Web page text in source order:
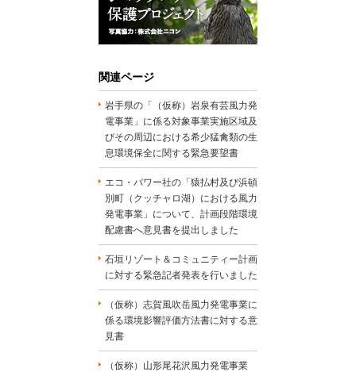
関連ページ
岩手県の「（仮称）岩泉有芸風力発
電事業」に係る対象事業実施区域及
びその周辺における希少猛禽類の生
息環境保全に関する緊急要望書
エコ・パワー社の「猿払村及び浜頓
別町（クッチャロ湖）における風力
発電事業」について、計画段階環境
配慮書へ意見書を提出しました
石垣リゾート＆コミュニティー計画
に対する緊急記者発表を行いました
（仮称）志賀風吹岳風力発電事業に
係る環境影響評価方法書に対する意
見書
（仮称）山形尾花沢風力発電事業